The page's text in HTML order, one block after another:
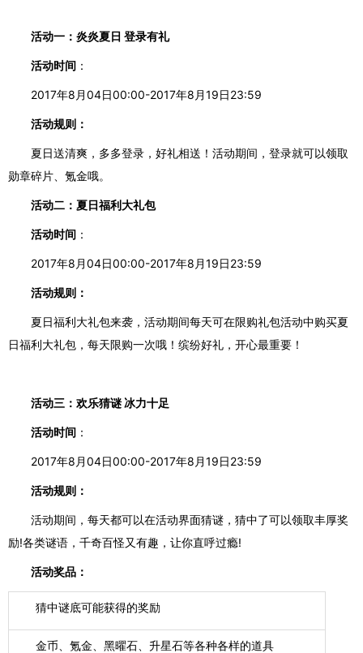
活动一： 炎炎夏日 登录有礼
活动时间 ：
2017年8月04日00:00-2017年8月19日23:59
活动规则：
夏日送清爽， 多多登录， 好礼相送 ！活动期间，登录就可以领取
勋章碎片、氪金哦。
活动二：夏日福利大礼包
活动时间 ：
2017年8月04日00:00-2017年8月19日23:59
活动规则：
夏日福利大礼包来袭，活动期间每天可在限购礼包活动中购买夏
日福利大礼包，每天限购一次哦！ 缤纷好礼，开心最重要 ！
活动三：欢乐猜谜 冰力十足
活动时间 ：
2017年8月04日00:00-2017年8月19日23:59
活动规则：
活动期间，每天都可以在活动界面猜谜，猜中了可以领取丰厚奖
励!各类谜语，千奇百怪又有趣，让你直呼过瘾!
活动奖品：
猜中谜底可能获得的奖励
金币、氪金、黑曜石、升星石等各种各样的道具